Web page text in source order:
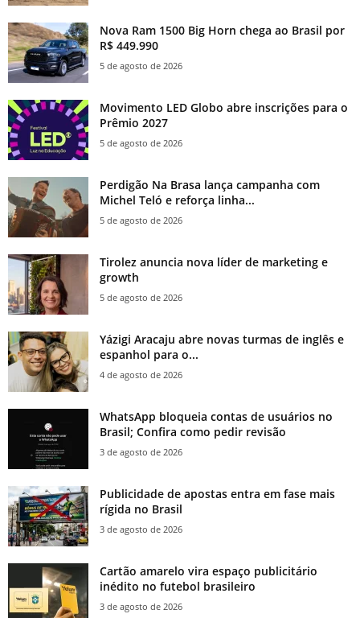
Nova Ram 1500 Big Horn chega ao Brasil por
R$ 449.990
5 de agosto de 2026
Movimento LED Globo abre inscrições para o
Prêmio 2027
5 de agosto de 2026
Perdigão Na Brasa lança campanha com
Michel Teló e reforça linha...
5 de agosto de 2026
Tirolez anuncia nova líder de marketing e
growth
5 de agosto de 2026
Yázigi Aracaju abre novas turmas de inglês e
espanhol para o...
4 de agosto de 2026
WhatsApp bloqueia contas de usuários no
Brasil; Confira como pedir revisão
3 de agosto de 2026
Publicidade de apostas entra em fase mais
rígida no Brasil
3 de agosto de 2026
Cartão amarelo vira espaço publicitário
inédito no futebol brasileiro
3 de agosto de 2026